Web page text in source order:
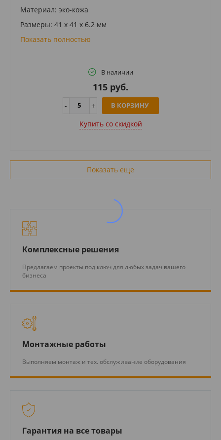
Материал: эко-кожа
Размеры: 41 x 41 x 6.2 мм
Показать полностью
В наличии
115 руб.
В КОРЗИНУ
Купить cо скидкой
Показать еще
Комплексные решения
Предлагаем проекты под ключ для любых задач вашего
бизнеса
Монтажные работы
Выполняем монтаж и тех. обслуживание оборудования
Гарантия на все товары